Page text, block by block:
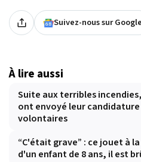
Suivez-nous sur Google
À lire aussi
Suite aux terribles
ont envoyé leur
volontaires
“C'était grave” : ce jouet à
d'un enfant de 8 ans, il est